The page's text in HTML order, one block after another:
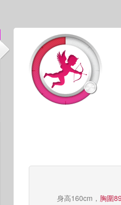
身高160cm， 胸圍